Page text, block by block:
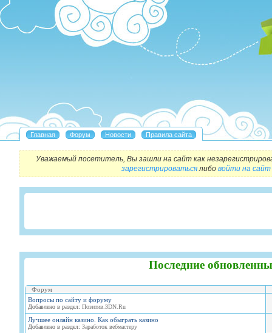
Уважаемый посетитель, Вы зашли на сайт как
зарегистрироватьсялибо войти на сайт
Последние
Форум
Вопросы по сайту и форуму
Добавлено в раздел: Позитив.3DN.Ru
Лучшее онлайн казино. Как обыграть казино
Добавлено в раздел: Заработок вебмастеру